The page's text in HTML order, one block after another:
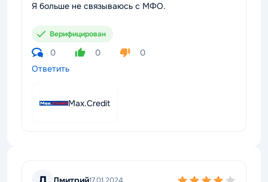
Я больше не связываюсь с МФО.
Верифицирован
0 0
0
Ответить
Max.Credit